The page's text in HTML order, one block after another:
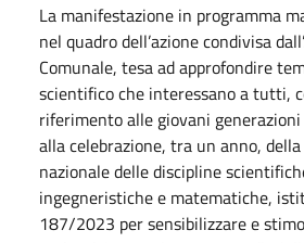
La manifestazione in programma
nel quadro dell’azione condivisa
Comunale, tesa ad approfondire
scientifico che interessano a tutti,
riferimento alle giovani
alla celebrazione, tra un anno,
nazionale delle discipline
ingegneristiche e matematiche,
187/2023 per sensibilizzare e